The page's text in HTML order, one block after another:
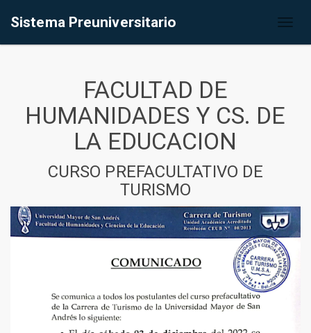
Sistema Preuniversitario
FACULTAD DE
HUMANIDADES Y CS. DE
LA EDUCACION
CURSO PREFACULTATIVO DE
TURISMO